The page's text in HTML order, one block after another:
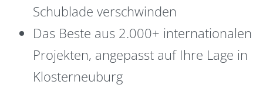
Schublade verschwinden
Das Beste aus 2.000+ internationalen
Projekten, angepasst auf Ihre Lage in
Klosterneuburg